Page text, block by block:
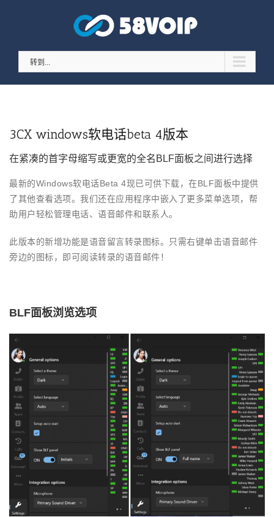
转到...
3CX windows软电话beta 4版本
在紧凑的首字母缩写或更宽的全名BLF面板之间进行选择
最新的Windows软电话Beta 4现已可供下载，在BLF面板中提供
了其他查看选项。我们还在应用程序中嵌入了更多菜单选项，帮
助用户轻松管理电话、语音邮件和联系人。
此版本的新增功能是语音留言转录图标。只需右键单击语音邮件
旁边的图标，即可阅读转录的语音邮件！
BLF面板浏览选项